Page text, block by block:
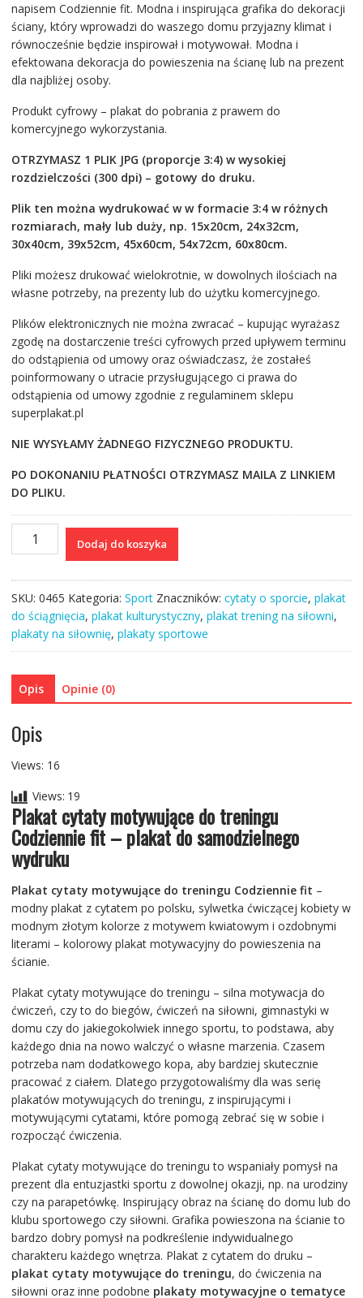
napisem Codziennie fit. Modna i inspirująca grafika do dekoracji
ściany, który wprowadzi do waszego domu przyjazny klimat i
równocześnie będzie inspirował i motywował. Modna i
efektowana dekoracja do powieszenia na ścianę lub na prezent
dla najbliżej osoby.
Produkt cyfrowy – plakat do pobrania z prawem do
komercyjnego wykorzystania.
OTRZYMASZ 1 PLIK JPG (proporcje 3:4) w wysokiej
rozdzielczości (300 dpi) – gotowy do druku.
Plik ten można wydrukować w w formacie 3:4 w różnych
rozmiarach, mały lub duży, np. 15x20cm, 24x32cm,
30x40cm, 39x52cm, 45x60cm, 54x72cm, 60x80cm.
Pliki możesz drukować wielokrotnie, w dowolnych ilościach na
własne potrzeby, na prezenty lub do użytku komercyjnego.
Plików elektronicznych nie można zwracać – kupując wyrażasz
zgodę na dostarczenie treści cyfrowych przed upływem terminu
do odstąpienia od umowy oraz oświadczasz, że zostałeś
poinformowany o utracie przysługującego ci prawa do
odstąpienia od umowy zgodnie z regulaminem sklepu
superplakat.pl
NIE WYSYŁAMY ŻADNEGO FIZYCZNEGO PRODUKTU.
PO DOKONANIU PŁATNOŚCI OTRZYMASZ MAILA Z LINKIEM
DO PLIKU.
ilość
cytaty
motywujące
do
treningu
Codziennie
fit
Dodaj do koszyka
SKU: 0465 Kategoria: Sport Znaczników: cytaty o sporcie, plakat
do ściągnięcia, plakat kulturystyczny, plakat trening na siłowni,
plakaty na siłownię, plakaty sportowe
Opis Opinie (0)
Opis
Views: 16
Views: 19
Plakat cytaty motywujące do treningu
Codziennie fit – plakat do samodzielnego
wydruku
Plakat cytaty motywujące do treningu Codziennie fit –
modny plakat z cytatem po polsku, sylwetka ćwiczącej kobiety w
modnym złotym kolorze z motywem kwiatowym i ozdobnymi
literami – kolorowy plakat motywacyjny do powieszenia na
ścianie.
Plakat cytaty motywujące do treningu – silna motywacja do
ćwiczeń, czy to do biegów, ćwiczeń na siłowni, gimnastyki w
domu czy do jakiegokolwiek innego sportu, to podstawa, aby
każdego dnia na nowo walczyć o własne marzenia. Czasem
potrzeba nam dodatkowego kopa, aby bardziej skutecznie
pracować z ciałem. Dlatego przygotowaliśmy dla was serię
plakatów motywujących do treningu, z inspirującymi i
motywującymi cytatami, które pomogą zebrać się w sobie i
rozpocząć ćwiczenia.
Plakat cytaty motywujące do treningu to wspaniały pomysł na
prezent dla entuzjastki sportu z dowolnej okazji, np. na urodziny
czy na parapetówkę. Inspirujący obraz na ścianę do domu lub do
klubu sportowego czy siłowni. Grafika powieszona na ścianie to
bardzo dobry pomysł na podkreślenie indywidualnego
charakteru każdego wnętrza. Plakat z cytatem do druku –
plakat cytaty motywujące do treningu, do ćwiczenia na
siłowni oraz inne podobne plakaty motywacyjne o tematyce